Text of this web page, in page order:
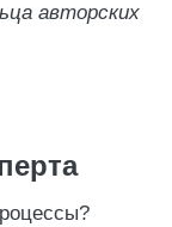
авторских